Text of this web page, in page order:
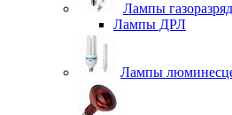
Лампы
Лампы ДРЛ
Лампы